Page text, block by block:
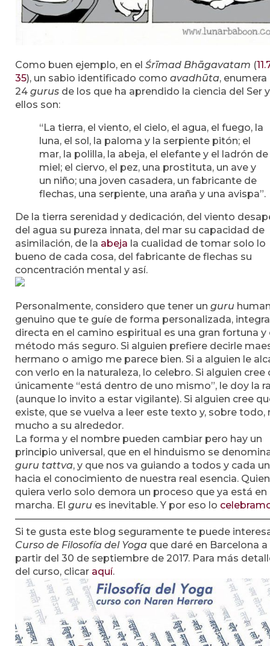
Como buen ejemplo, en el Śrīmad Bhāgavatam (
35), un sabio identificado como avadhūta, enumera
24 gurus de los que ha aprendido la ciencia del Ser y
ellos son:
“La tierra, el viento, el cielo, el agua, el fuego, la
luna, el sol, la paloma y la serpiente pitón; el
mar, la polilla, la abeja, el elefante y el ladrón de
miel; el ciervo, el pez, una prostituta, un ave y
un niño; una joven casadera, un fabricante de
flechas, una serpiente, una araña y una avispa”.
De la tierra serenidad y dedicación, del viento
del agua su pureza innata, del mar su capacidad de
asimilación, de la abeja la cualidad de tomar solo lo
bueno de cada cosa, del fabricante de flechas su
concentración mental y así.
Personalmente, considero que tener un guru
genuino que te guíe de forma personalizada,
directa en el camino espiritual es una gran fortuna y
método más seguro. Si alguien prefiere decirle
hermano o amigo me parece bien. Si a alguien le
con verlo en la naturaleza, lo celebro. Si alguien cree
únicamente “está dentro de uno mismo”, le doy la
(aunque lo invito a estar vigilante). Si alguien cree
existe, que se vuelva a leer este texto y, sobre todo,
mucho a su alrededor.
La forma y el nombre pueden cambiar pero hay un
principio universal, que en el hinduismo se
guru tattva, y que nos va guiando a todos y cada
hacia el conocimiento de nuestra real esencia.
quiera verlo solo demora un proceso que ya está en
marcha. El guru es inevitable. Y por eso lo
Si te gusta este blog seguramente te puede
Curso de Filosofía del Yoga que daré en Barcelona a
partir del 30 de septiembre de 2017. Para más
del curso, clicar aquí.